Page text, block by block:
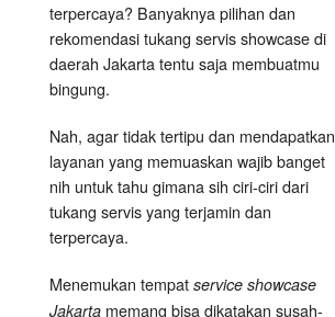
terpercaya? Banyaknya pilihan dan
rekomendasi tukang servis showcase di
daerah Jakarta tentu saja membuatmu
bingung.
Nah, agar tidak tertipu dan mendapatkan
layanan yang memuaskan wajib banget
nih untuk tahu gimana sih ciri-ciri dari
tukang servis yang terjamin dan
terpercaya.
Menemukan tempat service showcase
Jakarta memang bisa dikatakan susah-